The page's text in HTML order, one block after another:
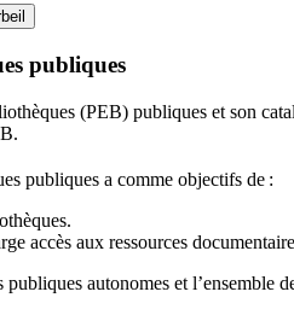
publiques
(PEB) publiques et son
publiques a comme objectifs de :
accès aux ressources
publiques autonomes et l’ensemble